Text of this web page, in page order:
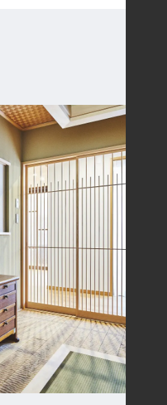
エアロテック